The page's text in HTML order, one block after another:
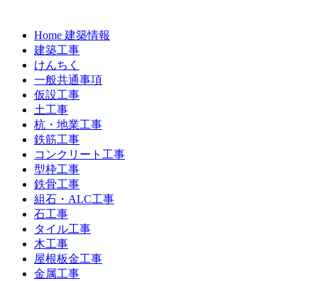
Home 建築情報
建築工事
けんちく
一般共通事項
仮設工事
土工事
杭・地業工事
鉄筋工事
コンクリート工事
型枠工事
鉄骨工事
組石・ALC工事
石工事
タイル工事
木工事
屋根板金工事
金属工事